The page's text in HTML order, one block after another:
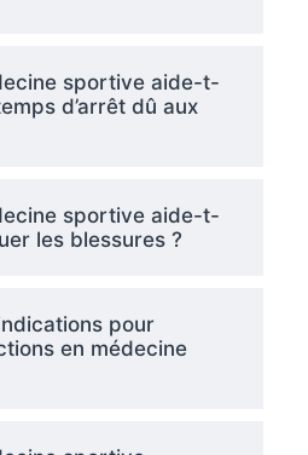
sportive aide-t-
d’arrêt dû aux
sportive aide-t-
les blessures ?
pour
en médecine